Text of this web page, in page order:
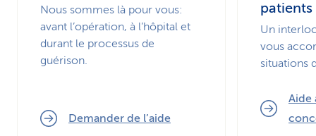
Nous sommes là pour vous:
avant l’opération, à l’hôpital et
durant le processus de
guérison.
Demander de l’aide
patients
Un
vous
situations
Aide